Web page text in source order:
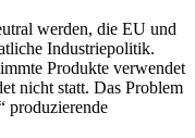
werden, die EU und
Industriepolitik.
Produkte verwendet
nicht statt. Das Problem
produzierende